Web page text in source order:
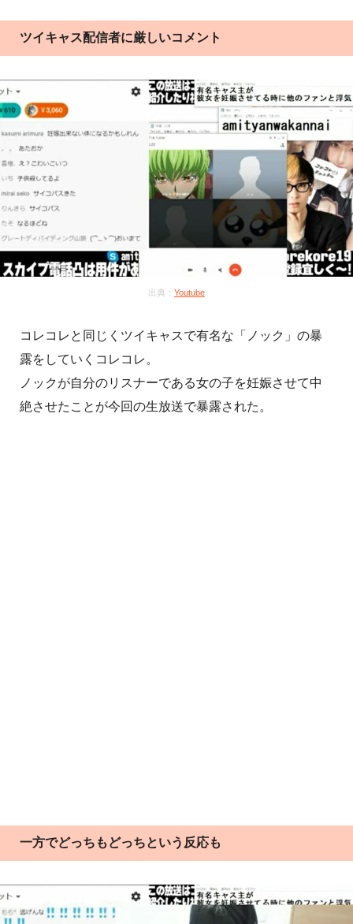
ツイキャス配信者に厳しいコメント
出典： Youtube
コレコレと同じくツイキャスで有名な「ノック」の暴
露をしていくコレコレ。
ノックが自分のリスナーである女の子を妊娠させて中
絶させたことが今回の生放送で暴露された。
一方でどっちもどっちという反応も